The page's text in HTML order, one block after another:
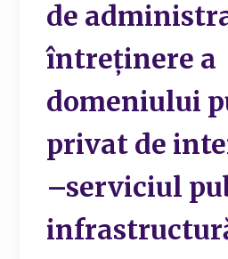
de
întreținere a
domeniului
privat de
–serviciul